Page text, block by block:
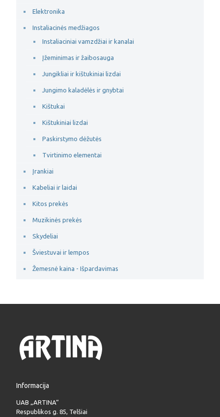
Elektronika
Instaliacinės medžiagos
Instaliaciniai vamzdžiai ir kanalai
Įžeminimas ir žaibosauga
Jungikliai ir kištukiniai lizdai
Jungimo kaladėlės ir gnybtai
Kištukai
Kištukiniai lizdai
Paskirstymo dėžutės
Tvirtinimo elementai
Įrankiai
Kabeliai ir laidai
Kitos prekės
Muzikinės prekės
Skydeliai
Šviestuvai ir lempos
Žemesnė kaina - Išpardavimas
Informacija
UAB „ARTINA“
Respublikos g. 85, Telšiai